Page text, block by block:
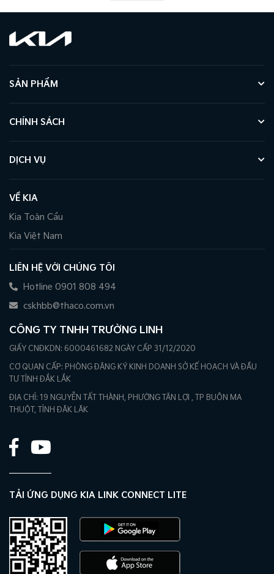
SẢN PHẨM
CHÍNH SÁCH
DỊCH VỤ
VỀ KIA
Kia Toàn Cầu
Kia Việt Nam
LIÊN HỆ VỚI CHÚNG TÔI
Hotline 0901 808 494
cskhbb@thaco.com.vn
CÔNG TY TNHH TRƯỜNG LINH
GIẤY CNĐKDN: 6000461682 NGÀY CẤP 31/12/2020
CƠ QUAN CẤP: PHÒNG ĐĂNG KÝ KINH DOANH SỞ KẾ HOẠCH VÀ ĐẦU
TƯ TỈNH ĐẮK LẮK
ĐỊA CHỈ: 19 NGUYỄN TẤT THÀNH, PHƯỜNG TÂN LỢI , TP BUÔN MA
THUỘT, TỈNH ĐĂK LĂK
TẢI ỨNG DỤNG KIA LINK CONNECT LITE